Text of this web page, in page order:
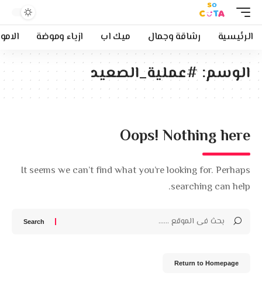
الرئيسية رشاقة وجمال ميك اب ازياء وموضة
الوسم: #عملية_الصعيد
Oops! Nothing here
It seems we can’t find what you’re looking for. Perhaps
searching can help.
Return to Homepage